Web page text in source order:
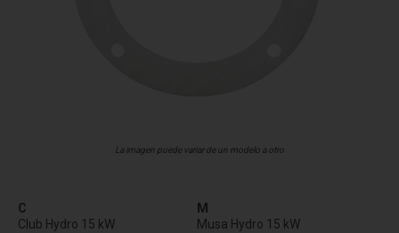
La imagen puede variar de un modelo a otro
C
Club Hydro 15 kW
M
Musa Hydro 15 kW